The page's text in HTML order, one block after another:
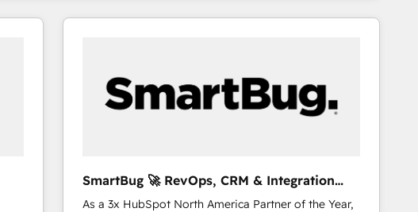
SmartBug 🚀 RevOps, CRM & Integration
Experts
As a 3x HubSpot North America Partner of the Year,